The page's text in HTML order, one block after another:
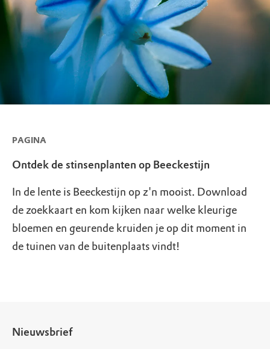
PAGINA
Ontdek de stinsenplanten op Beeckestijn
In de lente is Beeckestijn op z'n mooist. Download
de zoekkaart en kom kijken naar welke kleurige
bloemen en geurende kruiden je op dit moment in
de tuinen van de buitenplaats vindt!
Nieuwsbrief